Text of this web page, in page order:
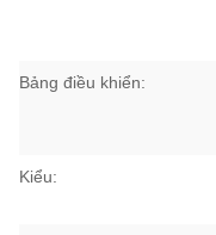
Bảng điều khiển:
Kiểu: